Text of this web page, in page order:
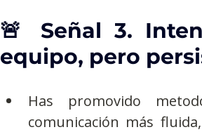
🚨 Señal 3.
equipo, pero
Has promovido
comunicación más